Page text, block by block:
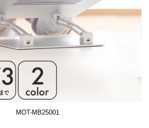
MOT-MB25001